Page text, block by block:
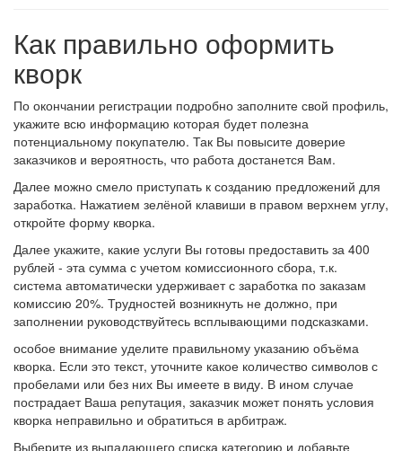
Как правильно оформить
кворк
По окончании регистрации подробно заполните свой профиль,
укажите всю информацию которая будет полезна
потенциальному покупателю. Так Вы повысите доверие
заказчиков и вероятность, что работа достанется Вам.
Далее можно смело приступать к созданию предложений для
заработка. Нажатием зелёной клавиши в правом верхнем углу,
откройте форму кворка.
Далее укажите, какие услуги Вы готовы предоставить за 400
рублей - эта сумма с учетом комиссионного сбора, т.к.
система автоматически удерживает с заработка по заказам
комиссию 20%. Трудностей возникнуть не должно, при
заполнении руководствуйтесь всплывающими подсказками.
особое внимание уделите правильному указанию объёма
кворка. Если это текст, уточните какое количество символов с
пробелами или без них Вы имеете в виду. В ином случае
пострадает Ваша репутация, заказчик может понять условия
кворка неправильно и обратиться в арбитраж.
Выберите из выпадающего списка категорию и добавьте